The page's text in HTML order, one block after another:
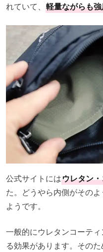
れていて、 軽量ながらも
公式サイトにはウレタン
た。どうやら内側がその
ようです。
一般的にウレタンコーティ
る効果があります。その